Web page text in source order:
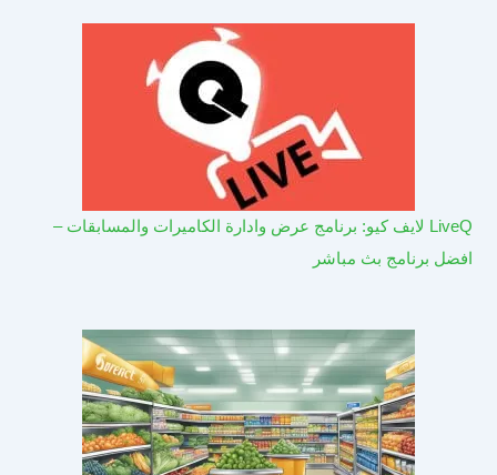
LiveQ لايف كيو: برنامج عرض وادارة الكاميرات والمسابقات –
افضل برنامج بث مباشر